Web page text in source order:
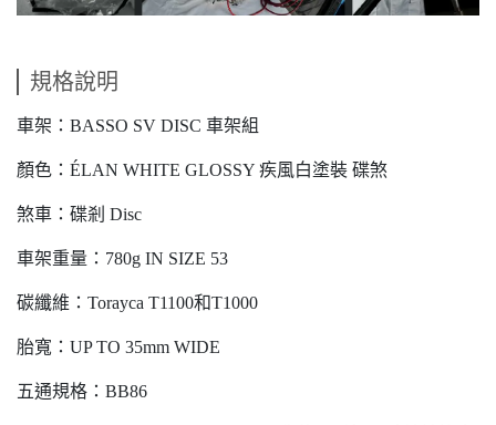
規格說明
車架：BASSO SV DISC 車架組
顏色：ÉLAN WHITE GLOSSY 疾風白塗裝 碟煞
煞車：碟剎 Disc
車架重量：780g IN SIZE 53
碳纖維：Torayca T1100和T1000
胎寬：UP TO 35mm WIDE
五通規格：BB86